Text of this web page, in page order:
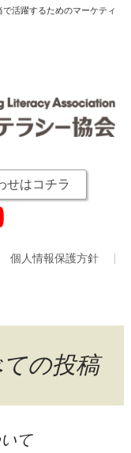
活躍するためのマーケティ
せはコチラ
個人情報保護方針
の投稿
て